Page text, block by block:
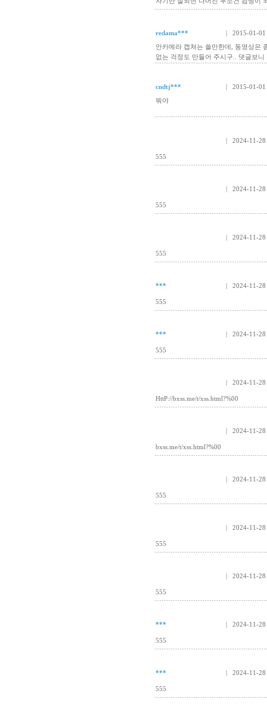
redama***
| 2015-01-01
안카메라 캡쳐는 쓸만한데, 동영상은
없는 걱정도 만들어 주시구.. 댓글보
cndtj***
| 2015-01-01
뭐야
| 2024-11-28
555
| 2024-11-28
555
| 2024-11-28
555
*** | 2024-11-28
555
*** | 2024-11-28
555
| 2024-11-28
HttP://bxss.me/t/xss.html?%00
| 2024-11-28
bxss.me/t/xss.html?%00
| 2024-11-28
555
| 2024-11-28
555
| 2024-11-28
555
*** | 2024-11-28
555
*** | 2024-11-28
555